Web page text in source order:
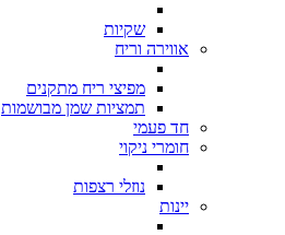
שקיות
אווירה וריח
מפיצי ריח מתקנים
תמציות שמן מבושמות
חד פעמי
חומרי ניקוי
נוזלי רצפות
יינות